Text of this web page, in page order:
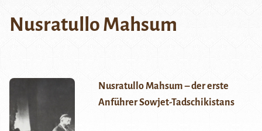
Nusratullo Mahsum
Nusratullo Mahsum – der erste
Anführer Sowjet-Tadschikistans